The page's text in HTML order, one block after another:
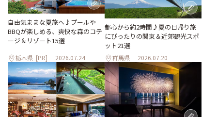
自由気ままな夏旅へ♪プールや
BBQが楽しめる、爽快な森のコテ
ージ＆リゾート15選
栃木県 [PR] 2026.07.24
都心から約2時間♪夏の日帰り旅
にぴったりの関東＆近郊観光スポ
ット21選
群馬県 2026.07.20